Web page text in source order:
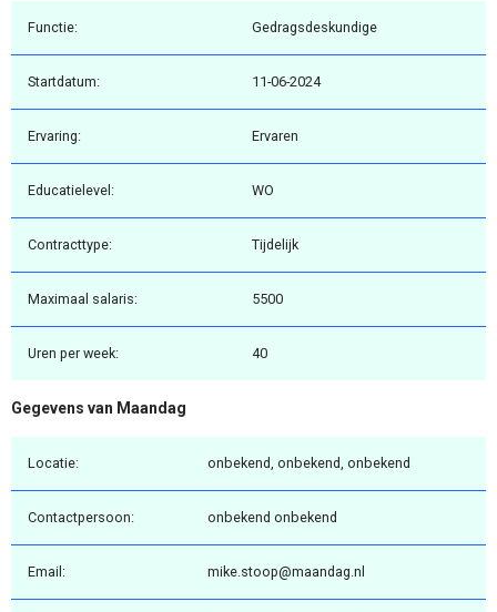
Functie: Gedragsdeskundige
Startdatum: 11-06-2024
Ervaring: Ervaren
Educatielevel: WO
Contracttype: Tijdelijk
Maximaal salaris: 5500
Uren per week: 40
Gegevens van Maandag
Locatie: onbekend, onbekend, onbekend
Contactpersoon: onbekend onbekend
Email: mike.stoop@maandag.nl